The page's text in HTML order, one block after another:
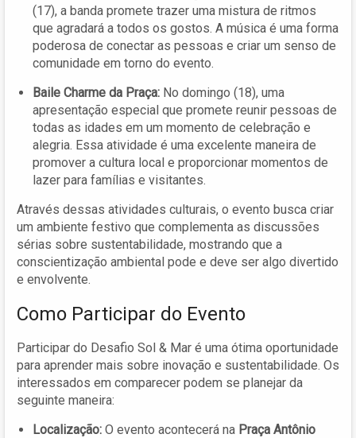
(17), a banda promete trazer uma mistura de ritmos
que agradará a todos os gostos. A música é uma forma
poderosa de conectar as pessoas e criar um senso de
comunidade em torno do evento.
Baile Charme da Praça: No domingo (18), uma
apresentação especial que promete reunir pessoas de
todas as idades em um momento de celebração e
alegria. Essa atividade é uma excelente maneira de
promover a cultura local e proporcionar momentos de
lazer para famílias e visitantes.
Através dessas atividades culturais, o evento busca criar
um ambiente festivo que complementa as discussões
sérias sobre sustentabilidade, mostrando que a
conscientização ambiental pode e deve ser algo divertido
e envolvente.
Como Participar do Evento
Participar do Desafio Sol & Mar é uma ótima oportunidade
para aprender mais sobre inovação e sustentabilidade. Os
interessados em comparecer podem se planejar da
seguinte maneira:
Localização: O evento acontecerá na Praça Antônio